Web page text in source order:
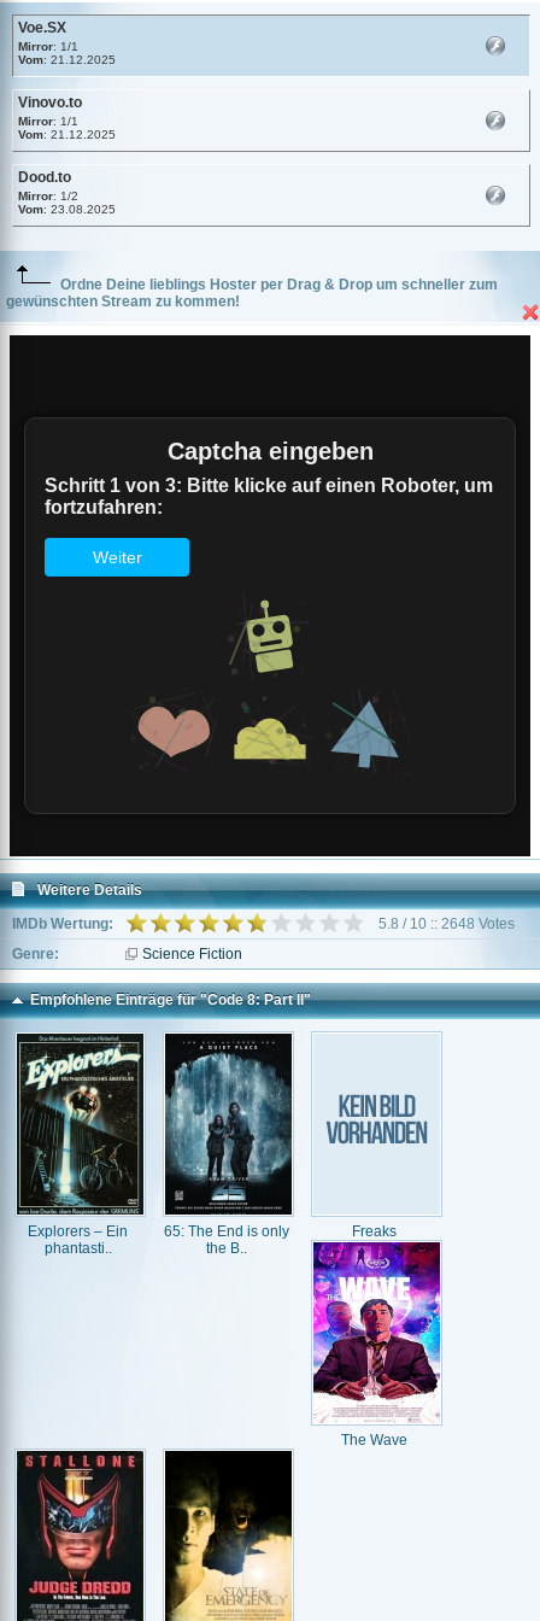
Voe.SX
Mirror: 1/1
Vom: 21.12.2025
Vinovo.to
Mirror: 1/1
Vom: 21.12.2025
Dood.to
Mirror: 1/2
Vom: 23.08.2025
Ordne Deine lieblings Hoster per Drag & Drop um schneller zum
gewünschten Stream zu kommen!
Weitere Details
IMDb Wertung:
5.8 / 10 :: 2648 Votes
Genre:
Science Fiction
Empfohlene Einträge für "Code 8: Part II"
Explorers – Ein
phantasti..
65: The End is only
the B..
Freaks
The Wave